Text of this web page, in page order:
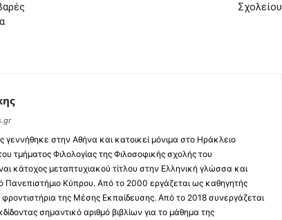
Σχολείου
στην Αθήνα και κατοικεί μόνιμα στο Ηράκλειο
τμήματος Φιλολογίας της Φιλοσοφικής σχολής του
κάτοχος μεταπτυχιακού τίτλου στην Ελληνική γλώσσα και
Πανεπιστήμιο Κύπρου. Από το 2000 εργάζεται ως καθηγητής
της Μέσης Εκπαίδευσης. Από το 2018 συνεργάζεται
σημαντικό αριθμό βιβλίων για το μάθημα της